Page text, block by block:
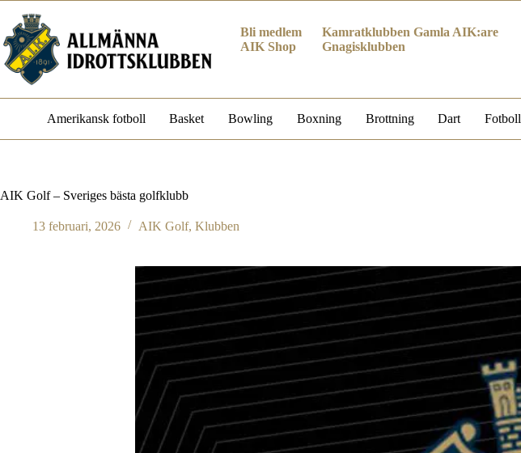
innehåll
Bli medlem
AIK Shop
Kamratklubben Gamla AIK:are
Gnagisklubben
Amerikansk fotboll Basket Bowling Boxning Brottning Dart Fotboll
AIK Golf – Sveriges bästa golfklubb
13 februari, 2026 AIK Golf, Klubben